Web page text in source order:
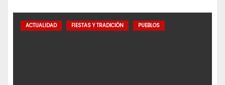
ACTUALIDAD FIESTAS Y TRADICIÓN PUEBLOS